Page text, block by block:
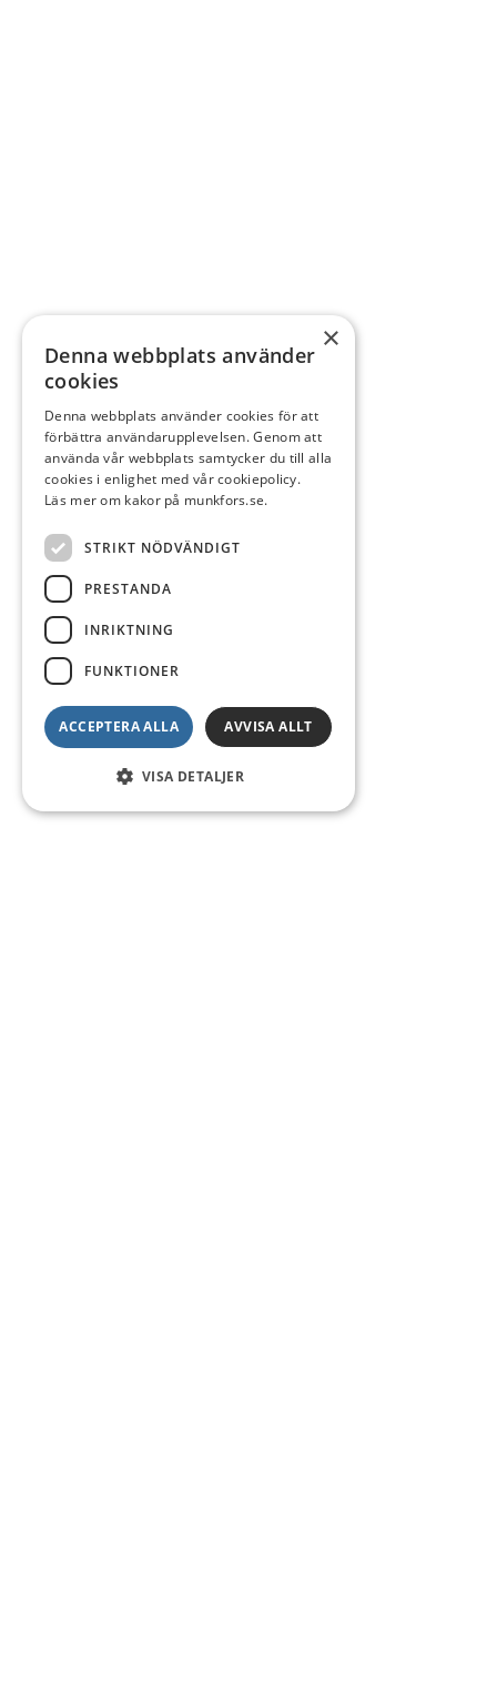
×
Denna webbplats använder
cookies
Denna webbplats använder cookies för att
förbättra användarupplevelsen. Genom att
använda vår webbplats samtycker du till alla
cookies i enlighet med vår cookiepolicy.
Läs mer om kakor på munkfors.se.
STRIKT NÖDVÄNDIGT
PRESTANDA
INRIKTNING
FUNKTIONER
ACCEPTERA ALLA AVVISA ALLT
VISA DETALJER